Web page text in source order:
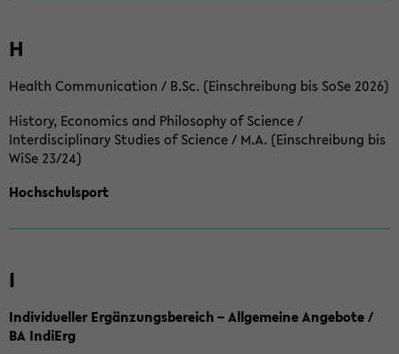
H
Health Communication / B.Sc. (Einschreibung bis SoSe 2026)
History, Economics and Philosophy of Science /
Interdisciplinary Studies of Science / M.A. (Einschreibung bis
WiSe 23/24)
Hochschulsport
I
Individueller Ergänzungsbereich – Allgemeine Angebote /
BA IndiErg